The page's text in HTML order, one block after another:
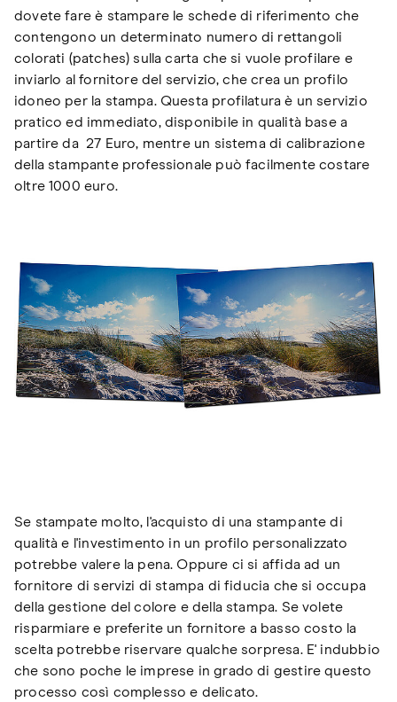
dovete fare è stampare le schede di riferimento che
contengono un determinato numero di rettangoli
colorati (patches) sulla carta che si vuole profilare e
inviarlo al fornitore del servizio, che crea un profilo
idoneo per la stampa. Questa profilatura è un servizio
pratico ed immediato, disponibile in qualità base a
partire da 27 Euro, mentre un sistema di calibrazione
della stampante professionale può facilmente costare
oltre 1000 euro.
Se stampate molto, l'acquisto di una stampante di
qualità e l'investimento in un profilo personalizzato
potrebbe valere la pena. Oppure ci si affida ad un
fornitore di servizi di stampa di fiducia che si occupa
della gestione del colore e della stampa. Se volete
risparmiare e preferite un fornitore a basso costo la
scelta potrebbe riservare qualche sorpresa. E' indubbio
che sono poche le imprese in grado di gestire questo
processo così complesso e delicato.